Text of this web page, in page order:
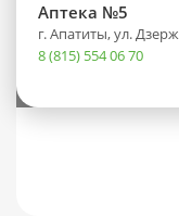
Аптека №5
г. Апатиты, ул.
8 (815) 554 06 70